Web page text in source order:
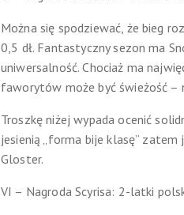
Można się spodziewać, że bieg
0,5 dł. Fantastyczny sezon ma
uniwersalność. Chociaż ma
faworytów może być świeżość –
Troszkę niżej wypada ocenić
jesienią „forma bije klasę”
Gloster.
VI – Nagroda Scyrisa: 2-latki